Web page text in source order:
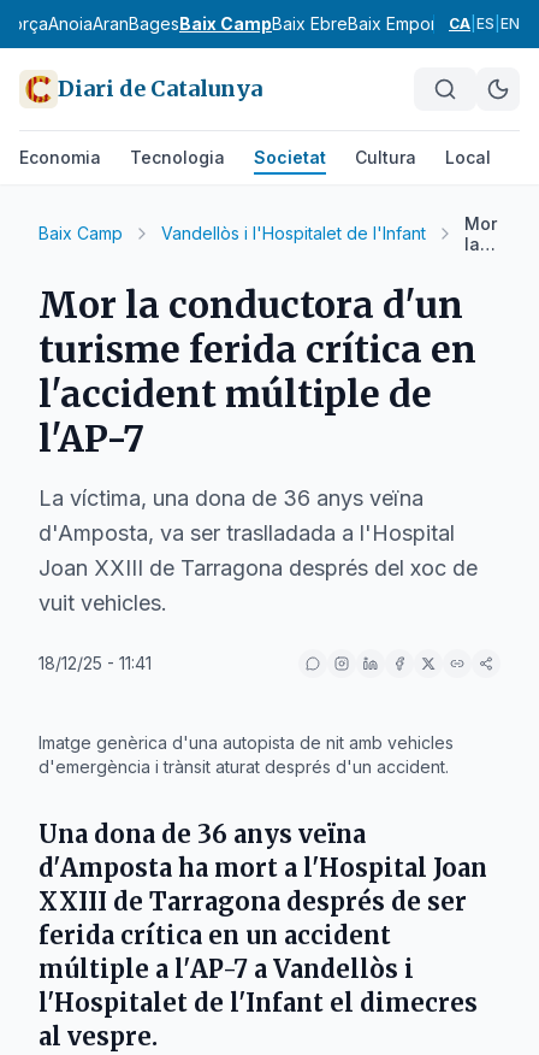
AnoiaAranBagesBaix CampBaix EbreBaix EmpordàBaix
CA ES EN
Diari de Catalunya
Economia Tecnologia Societat Cultura Local
Baix Camp Vandellòs i l'Hospitalet de l'Infant
Mor
la
crítica
en
Mor la conductora d'un
turisme ferida crítica en
l'accident múltiple de
l'AP-7
La víctima, una dona de 36 anys veïna
d'Amposta, va ser traslladada a l'Hospital
Joan XXIII de Tarragona després del xoc de
vuit vehicles.
18/12/25 - 11:41
Imatge genèrica d'una autopista de nit amb vehicles
d'emergència i trànsit aturat després d'un accident.
Una dona de 36 anys veïna
d'Amposta ha mort a l'Hospital Joan
XXIII de Tarragona després de ser
ferida crítica en un accident
múltiple a l'AP-7 a Vandellòs i
l'Hospitalet de l'Infant el dimecres
al vespre.